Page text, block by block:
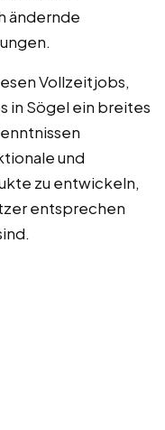
ändernde
Vollzeitjobs,
in Sögel ein breites
und
zu entwickeln,
entsprechen